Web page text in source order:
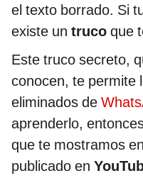
el texto borrado. Si
existe un truco que
Este truco secreto,
conocen, te permite
eliminados de
aprenderlo,
que te mostramos
publicado en